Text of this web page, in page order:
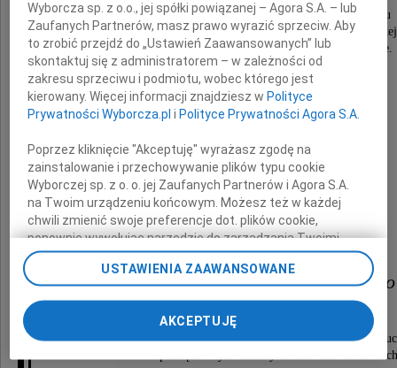
Członka Zarządu Głównego i Prezesa Zarządu
Wojewódzkiego Związku Kombatantów
i Byłych Więźniów Politycznych w Rzeszowie.
Rodzinę i Przyjaciół Zmarłego
proszę o przyjęcie wyrazów głębokiego
i pamięci w tych smutnych dla Państwa chwilach
Wyborcza sp. z o.o., jej spółki powiązanej – Agora S.A. – lub
Zaufanych Partnerów, masz prawo wyrazić sprzeciw. Aby
to zrobić przejdź do „Ustawień Zaawansowanych” lub
skontaktuj się z administratorem – w zależności od
zakresu sprzeciwu i podmiotu, wobec którego jest
kierowany. Więcej informacji znajdziesz w Polityce
Prywatności Wyborcza.pl i Polityce Prywatności Agora S.A.
Poprzez kliknięcie "Akceptuję" wyrażasz zgodę na
zainstalowanie i przechowywanie plików typu cookie
Wyborczej sp. z o. o. jej Zaufanych Partnerów i Agora S.A.
na Twoim urządzeniu końcowym. Możesz też w każdej
chwili zmienić swoje preferencje dot. plików cookie,
ponownie wywołując narzędzie do zarządzania Twoimi
preferencjami dot. przetwarzania danych poprzez
odnośnik „Ustawienia prywatności” w stopce serwisu i
Zmiana ustawień plików cookie możliwa jest także za
pomocą ustawień przeglądarki.
My, nasi Zaufani Partnerzy i Agora S.A. możemy
USTAWIENIA ZAAWANSOWANE
AKCEPTUJĘ